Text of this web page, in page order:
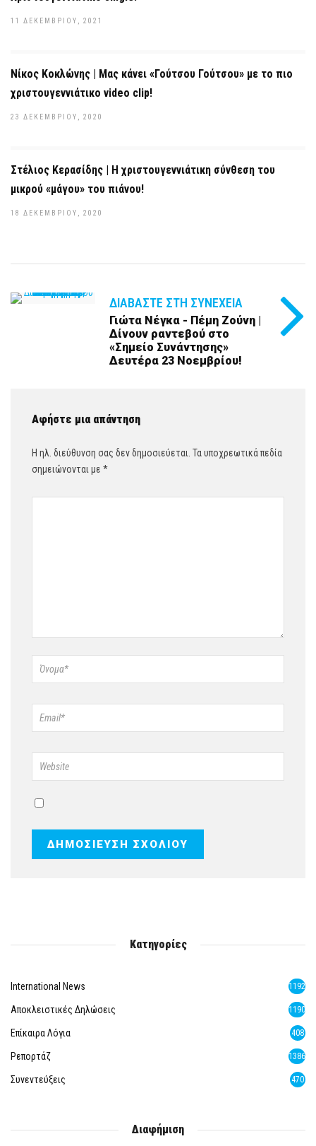
11 ΔΕΚΕΜΒΡΊΟΥ, 2021
Νίκος Κοκλώνης | Μας κάνει «Γούτσου Γούτσου» με το πιο
χριστουγεννιάτικο video clip!
23 ΔΕΚΕΜΒΡΊΟΥ, 2020
Στέλιος Κερασίδης | Η χριστουγεννιάτικη σύνθεση του
μικρού «μάγου» του πιάνου!
18 ΔΕΚΕΜΒΡΊΟΥ, 2020
ΔΙΑΒΆΣΤΕ ΣΤΗ ΣΥΝΈΧΕΙΑ
Γιώτα Νέγκα - Πέμη Ζούνη |
Δίνουν ραντεβού στο
«Σημείο Συνάντησης»
Δευτέρα 23 Νοεμβρίου!
Αφήστε μια απάντηση
Η ηλ. διεύθυνση σας δεν δημοσιεύεται. Τα υποχρεωτικά πεδία
σημειώνονται με *
Κατηγορίες
International News 1192
Αποκλειστικές Δηλώσεις 1190
Επίκαιρα Λόγια 408
Ρεπορτάζ 1386
Συνεντεύξεις 470
Διαφήμιση